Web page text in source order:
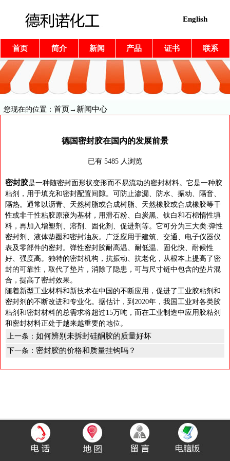
English
首页 简介 新闻 产品 证书 联系
您现在的位置： 首页→ 新闻中心
德国密封胶在国内的发展前景
已有 5485 人浏览
密封胶是一种随密封面形状变形而不易流动的密封材料。它是一种胶
粘剂，用于填充和密封配置间隙。可防止渗漏、防水、振动、隔音、
隔热。通常以沥青、天然树脂或合成树脂、天然橡胶或合成橡胶等干
性或非干性粘胶原液为基材，用滑石粉、白炭黑、钛白和石棉惰性填
料，再加入增塑剂、溶剂、固化剂、促进剂等。它可分为三大类:弹性
密封剂、液体垫圈和密封油灰。广泛应用于建筑、交通、电子仪器仪
表及零部件的密封。弹性密封胶耐高温、耐低温、固化快、耐候性
好、强度高。独特的密封机构，抗振动、抗老化，从根本上提高了密
封的可靠性，取代了垫片，消除了隐患，可与尺寸链中包含的垫片混
合，提高了密封效果。
随着新型工业材料和新技术在中国的不断应用，促进了工业胶粘剂和
密封剂的不断改进和专业化。据估计，到2020年，我国工业对各类胶
粘剂和密封材料的总需求将超过15万吨，而在工业制造中应用胶粘剂
和密封材料正处于越来越重要的地位。
上一条： 如何辨别未拆封硅酮胶的质量好坏
下一条： 密封胶的价格和质量挂钩吗？